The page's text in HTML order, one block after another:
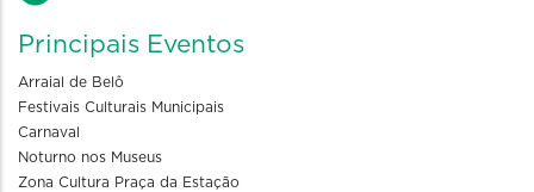
Principais Eventos
Arraial de Belô
Festivais Culturais Municipais
Carnaval
Noturno nos Museus
Zona Cultura Praça da Estação